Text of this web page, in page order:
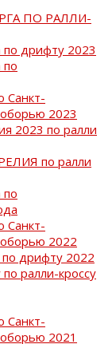
ПО РАЛЛИ-
по дрифту 2023
по
Санкт-
2023
2023 по ралли
по ралли
по
Санкт-
2022
по дрифту 2022
ралли-кроссу
Санкт-
2021